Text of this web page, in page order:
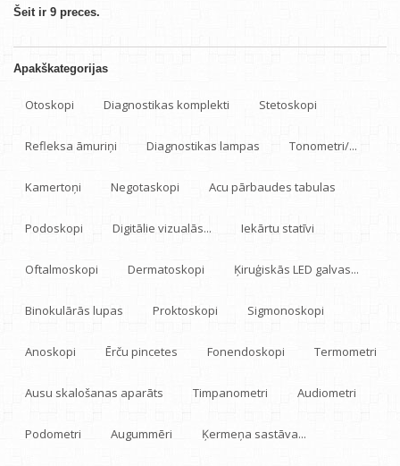
Šeit ir 9 preces.
Apakškategorijas
Otoskopi Diagnostikas komplekti Stetoskopi
Refleksa āmuriņi Diagnostikas lampas Tonometri/...
Kamertoņi Negotaskopi Acu pārbaudes tabulas
Podoskopi Digitālie vizualās... Iekārtu statīvi
Oftalmoskopi Dermatoskopi Ķiruģiskās LED galvas...
Binokulārās lupas Proktoskopi Sigmonoskopi
Anoskopi Ērču pincetes Fonendoskopi Termometri
Ausu skalošanas aparāts Timpanometri Audiometri
Podometri Augummēri Ķermeņa sastāva...